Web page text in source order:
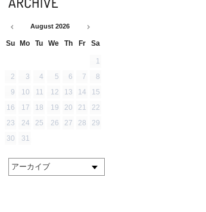
August 2026
Su Mo Tu We Th Fr Sa
1
2
3 4 5 6 7
8
9
10 11 12 13 14
15
16
17 18 19 20 21
22
23
24 25 26 27 28
29
30
31
アーカイブ